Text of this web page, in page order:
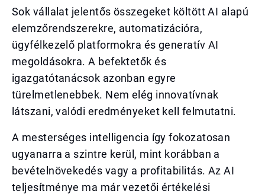
Sok vállalat jelentős összegeket költött AI alapú
elemzőrendszerekre, automatizációra,
ügyfélkezelő platformokra és generatív AI
megoldásokra. A befektetők és
igazgatótanácsok azonban egyre
türelmetlenebbek. Nem elég innovatívnak
látszani, valódi eredményeket kell felmutatni.
A mesterséges intelligencia így fokozatosan
ugyanarra a szintre kerül, mint korábban a
bevételnövekedés vagy a profitabilitás. Az AI
teljesítménye ma már vezetői értékelési